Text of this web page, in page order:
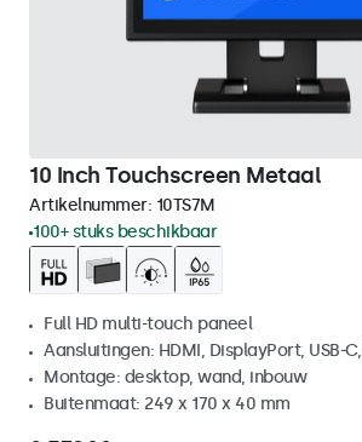
10 Inch Touchscreen Metaal
Artikelnummer: 10TS7M
100+ stuks beschikbaar
Full HD multi-touch paneel
Aansluitingen: HDMI, DisplayPort, USB-
Montage: desktop, wand, inbouw
Buitenmaat: 249 x 170 x 40 mm